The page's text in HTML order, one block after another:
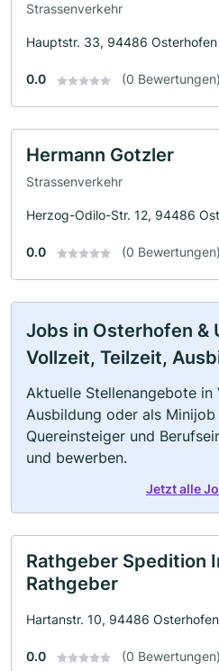
Strassenverkehr
Hauptstr. 33, 94486 Osterhofen
0.0 (0 Bewertungen)
Hermann Gotzler
Strassenverkehr
Herzog-Odilo-Str. 12, 94486
0.0 (0 Bewertungen)
Jobs in Osterhofen &
Vollzeit, Teilzeit,
Aktuelle Stellenangebote
Ausbildung oder als
Quereinsteiger und
und bewerben.
Jetzt alle
Rathgeber Spedition
Rathgeber
Hartanstr. 10, 94486 Osterhofen
0.0 (0 Bewertungen)